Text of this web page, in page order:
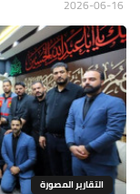
التقارير المصورة